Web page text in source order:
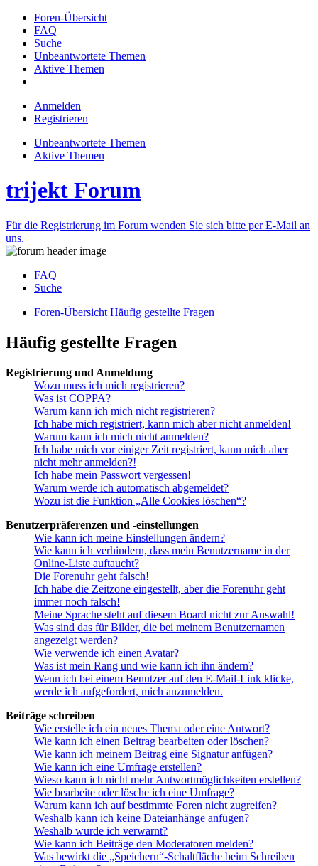
Foren-Übersicht
FAQ
Suche
Unbeantwortete Themen
Aktive Themen
Anmelden
Registrieren
Unbeantwortete Themen
Aktive Themen
trijekt Forum
Für die Registrierung im Forum wenden Sie sich bitte per E-Mail an
uns.
FAQ
Suche
Foren-Übersicht Häufig gestellte Fragen
Häufig gestellte Fragen
Registrierung und Anmeldung
Wozu muss ich mich registrieren?
Was ist COPPA?
Warum kann ich mich nicht registrieren?
Ich habe mich registriert, kann mich aber nicht anmelden!
Warum kann ich mich nicht anmelden?
Ich habe mich vor einiger Zeit registriert, kann mich aber
nicht mehr anmelden?!
Ich habe mein Passwort vergessen!
Warum werde ich automatisch abgemeldet?
Wozu ist die Funktion „Alle Cookies löschen“?
Benutzerpräferenzen und -einstellungen
Wie kann ich meine Einstellungen ändern?
Wie kann ich verhindern, dass mein Benutzername in der
Online-Liste auftaucht?
Die Forenuhr geht falsch!
Ich habe die Zeitzone eingestellt, aber die Forenuhr geht
immer noch falsch!
Meine Sprache steht auf diesem Board nicht zur Auswahl!
Was sind das für Bilder, die bei meinem Benutzernamen
angezeigt werden?
Wie verwende ich einen Avatar?
Was ist mein Rang und wie kann ich ihn ändern?
Wenn ich bei einem Benutzer auf den E-Mail-Link klicke,
werde ich aufgefordert, mich anzumelden.
Beiträge schreiben
Wie erstelle ich ein neues Thema oder eine Antwort?
Wie kann ich einen Beitrag bearbeiten oder löschen?
Wie kann ich meinem Beitrag eine Signatur anfügen?
Wie kann ich eine Umfrage erstellen?
Wieso kann ich nicht mehr Antwortmöglichkeiten erstellen?
Wie bearbeite oder lösche ich eine Umfrage?
Warum kann ich auf bestimmte Foren nicht zugreifen?
Weshalb kann ich keine Dateianhänge anfügen?
Weshalb wurde ich verwarnt?
Wie kann ich Beiträge den Moderatoren melden?
Was bewirkt die „Speichern“-Schaltfläche beim Schreiben